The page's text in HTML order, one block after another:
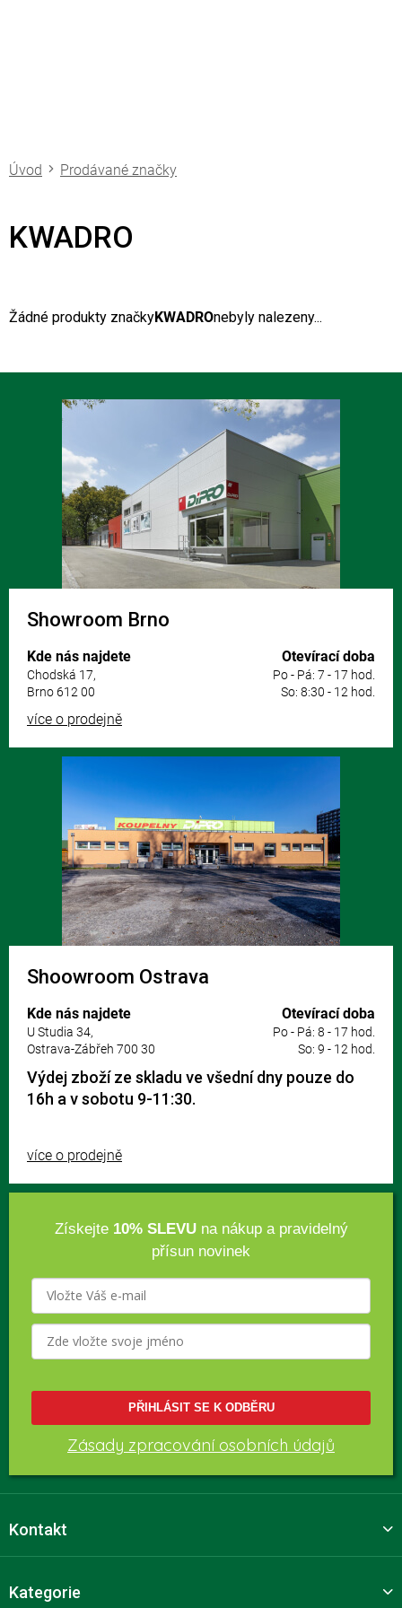
Prodávané značky
KWADRO
Žádné produkty značkyKWADROnebyly nalezeny...
Showroom Brno
Kde nás najdete
Chodská 17,
Brno 612 00
Otevírací doba
Po - Pá: 7 - 17 hod.
So: 8:30 - 12 hod.
více o prodejně
Shoowroom Ostrava
Kde nás najdete
U Studia 34,
Ostrava-Zábřeh 700 30
Otevírací doba
Po - Pá: 8 - 17 hod.
So: 9 - 12 hod.
Výdej zboží ze skladu ve všední dny pouze do
16h a v sobotu 9-11:30.
více o prodejně
Získejte 10% SLEVUna nákup a pravidelný
přísun novinek
PŘIHLÁSIT SE K ODBĚRU
Zásady zpracování osobních údajů
Kontakt
Kategorie